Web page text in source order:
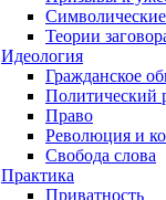
Теории
Идеология
Гражданское
Политический
Право
Революция и
Свобода слова
Практика
Приватность